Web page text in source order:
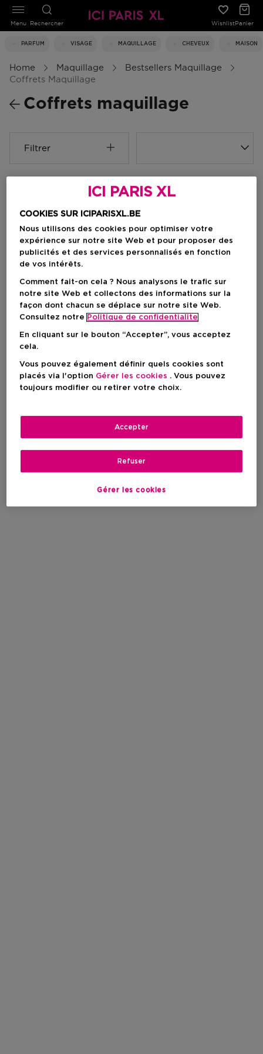
Rechercher WishlistPanier
PARFUM VISAGE MAQUILLAGE CHEVEUX MAISON
Menu
Home Maquillage
Bestsellers Maquillage
Coffrets Maquillage
Coffrets maquillage
Filtrer
ICI PARIS XL
COOKIES SUR ICIPARISXL.BE
Nous utilisons des cookies pour optimiser votre
expérience sur notre site Web et pour proposer des
publicités et des services personnalisés en fonction
de vos intérêts.
Comment fait-on cela ? Nous analysons le trafic sur
notre site Web et collectons des informations sur la
façon dont chacun se déplace sur notre site Web.
Consultez notre Politique de confidentialite
En cliquant sur le bouton “Accepter”, vous acceptez
cela.
Vous pouvez également définir quels cookies sont
placés via l'option Gérer les cookies . Vous pouvez
toujours modifier ou retirer votre choix.
Gérer les cookies
Refuser
Accepter